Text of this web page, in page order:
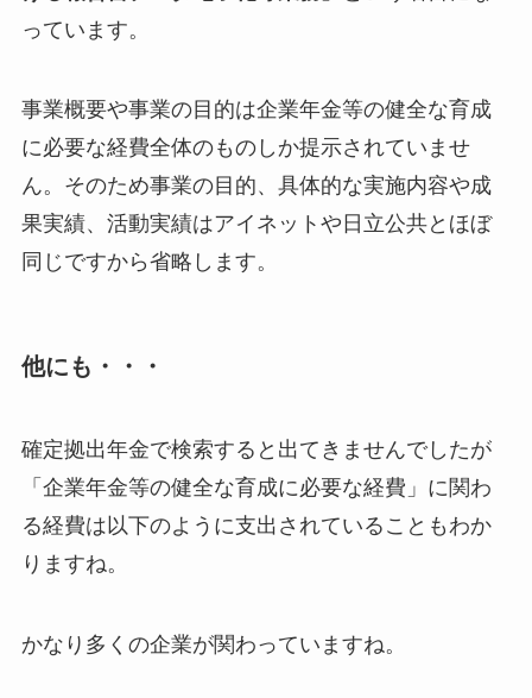
っています。
事業概要や事業の目的は企業年金等の健全な育成
に必要な経費全体のものしか提示されていませ
ん。そのため事業の目的、具体的な実施内容や成
果実績、活動実績はアイネットや日立公共とほぼ
同じですから省略します。
他にも・・・
確定拠出年金で検索すると出てきませんでしたが
「企業年金等の健全な育成に必要な経費」に関わ
る経費は以下のように支出されていることもわか
りますね。
かなり多くの企業が関わっていますね。